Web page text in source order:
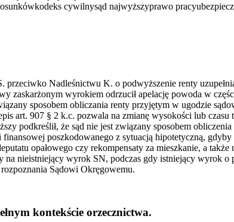
kodeks cywilnysąd najwyższyprawo pracy
przeciwko Nadleśnictwu K. o podwyższenie renty
zaskarżonym wyrokiem odrzucił apelację powoda w
sposobem obliczania renty przyjętym w ugodzie
art. 907 § 2 k.c. pozwala na zmianę wysokości lub
podkreślił, że sąd nie jest związany sposobem
poszkodowanego z sytuacją hipotetyczną,
opałowego czy rekompensaty za mieszkanie, a
na nieistniejący wyrok SN, podczas gdy istniejący wyrok
Sądowi Okręgowemu.
kontekście orzecznictwa.